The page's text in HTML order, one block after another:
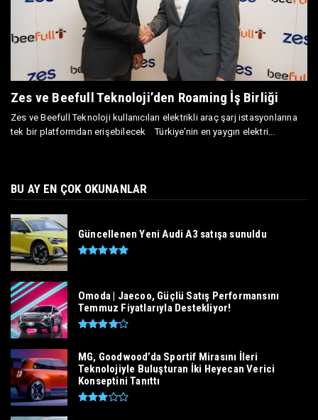
Zes ve Beefull Teknoloji’den Roaming İş Birliği
Zes ve Beefull Teknoloji kullanıcıları elektrikli araç şarj istasyonlarına
tek bir platformdan erişebilecek Türkiye’nin en yaygın elektri...
BU AY EN ÇOK OKUNANLAR
Güncellenen Yeni Audi A3 satışa sunuldu
Omoda | Jaecoo, Güçlü Satış Performansını
Temmuz Fiyatlarıyla Destekliyor!
MG, Goodwood’da Sportif Mirasını İleri
Teknolojiyle Buluşturan İki Heyecan Verici
Konseptini Tanıttı